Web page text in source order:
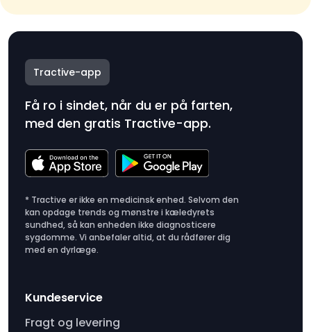
Tractive-app
Få ro i sindet, når du er på farten,
med den gratis Tractive-app.
* Tractive er ikke en medicinsk enhed. Selvom den
kan opdage trends og mønstre i kæledyrets
sundhed, så kan enheden ikke diagnosticere
sygdomme. Vi anbefaler altid, at du rådfører dig
med en dyrlæge.
Kundeservice
Fragt og levering